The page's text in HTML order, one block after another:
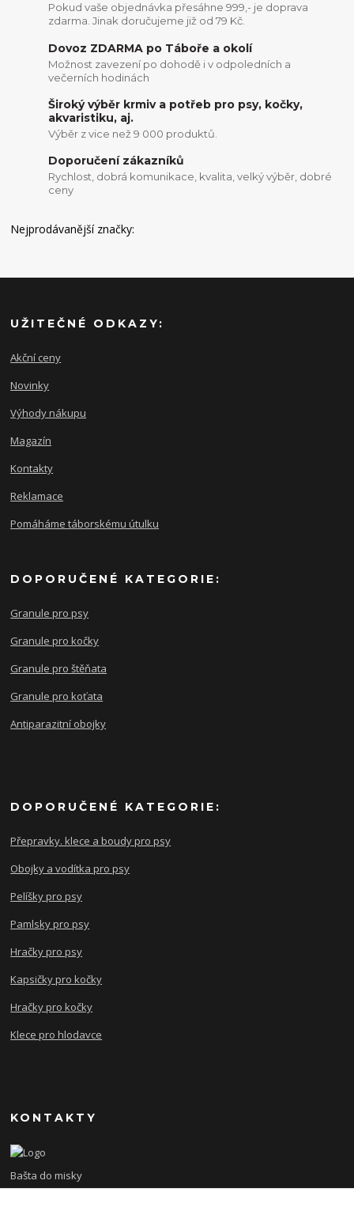
Pokud vaše objednávka přesáhne 999,- je doprava
zdarma. Jinak doručujeme již od 79 Kč.
Dovoz ZDARMA po Táboře a okolí
Možnost zavezení po dohodě i v odpoledních a
večerních hodinách
Široký výběr krmiv a potřeb pro psy, kočky,
akvaristiku, aj.
Výběr z vice než 9 000 produktů.
Doporučení zákazníků
Rychlost, dobrá komunikace, kvalita, velký výběr, dobré
ceny
Nejprodávanější značky:
UŽITEČNÉ ODKAZY:
Akční ceny
Novinky
Výhody nákupu
Magazín
Kontakty
Reklamace
Pomáháme táborskému útulku
DOPORUČENÉ KATEGORIE:
Granule pro psy
Granule pro kočky
Granule pro štěňata
Granule pro koťata
Antiparazitní obojky
DOPORUČENÉ KATEGORIE:
Přepravky. klece a boudy pro psy
Obojky a vodítka pro psy
Pelíšky pro psy
Pamlsky pro psy
Hračky pro psy
Kapsičky pro kočky
Hračky pro kočky
Klece pro hlodavce
KONTAKTY
Bašta do misky